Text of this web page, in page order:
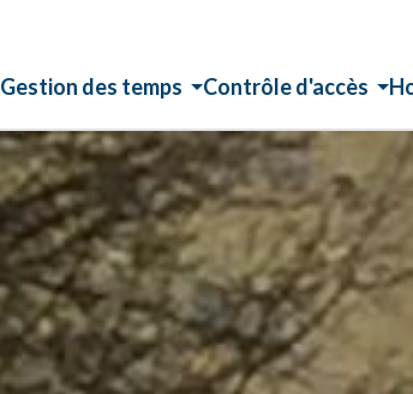
Gestion des temps Contrôle d'accès